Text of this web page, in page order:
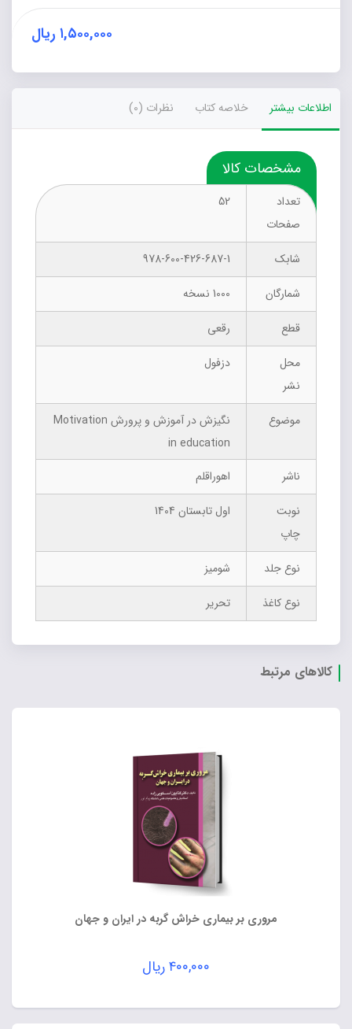
با
عدد
۱,۵۰۰,۰۰۰ ریال
اطلاعات بیشتر خلاصه کتاب نظرات (0)
مشخصات کالا
تعداد
صفحات
52
شابک
978-600-426-687-1
شمارگان
1000 نسخه
قطع
رقعی
محل
نشر
دزفول
موضوع
نگیزش در آموزش و پرورش Motivation
in education
ناشر
اهوراقلم
نوبت
چاپ
اول تابستان 1404
نوع جلد
شومیز
نوع کاغذ
تحریر
کالاهای مرتبط
مروری بر بیماری خراش گربه در ایران و جهان
۴۰۰,۰۰۰ریال